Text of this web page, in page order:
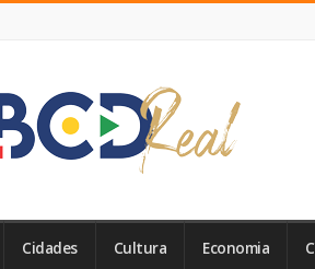
Cidades Cultura Economia